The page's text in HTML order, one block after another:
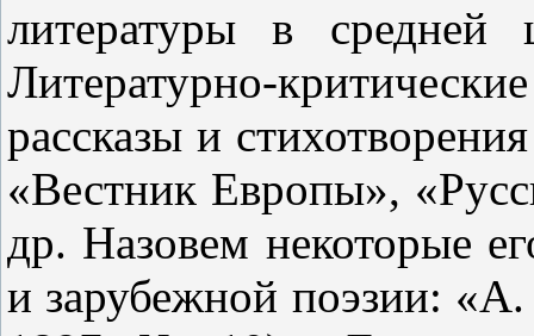
литературы в
Литературно-
рас­сказы и стихотворения
«Вестник Европы»,
др. Назовем не­которые
и зарубежной поэзии: